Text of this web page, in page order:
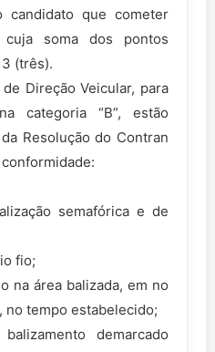
que cometer
soma dos pontos
(três).
Direção Veicular, para
categoria “B”, estão
Resolução do Contran
semafórica e de
fio;
na área balizada, em no
no tempo estabelecido;
demarcado